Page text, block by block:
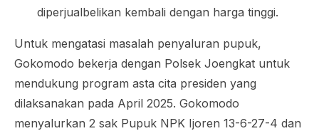
diperjualbelikan kembali dengan harga tinggi.
Untuk mengatasi masalah penyaluran pupuk,
Gokomodo bekerja dengan Polsek Joengkat untuk
mendukung program asta cita presiden yang
dilaksanakan pada April 2025. Gokomodo
menyalurkan 2 sak Pupuk NPK Ijoren 13-6-27-4 dan